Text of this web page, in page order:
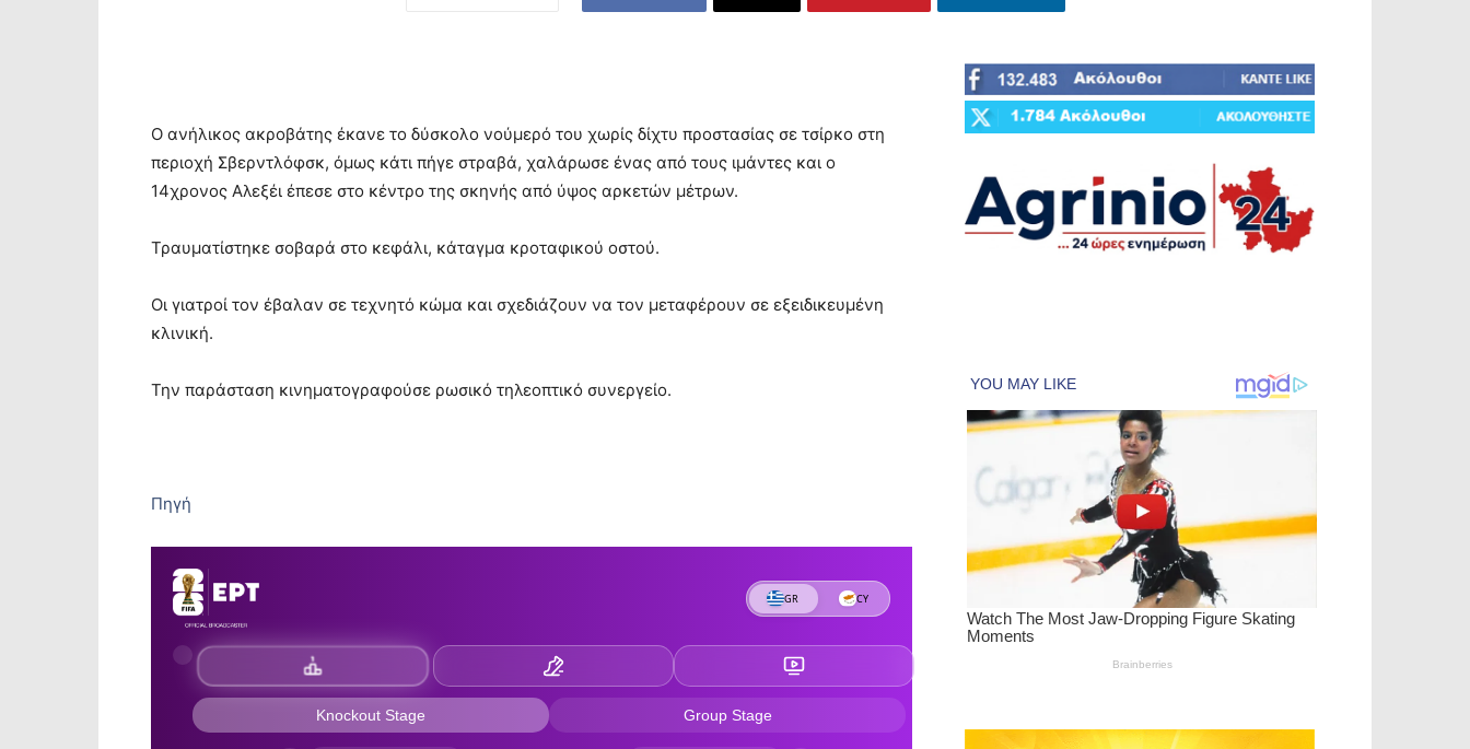
Ο ανήλικος ακροβάτης έκανε το δύσκολο νούμερό του χωρίς δίχτυ προστασίας σε τσίρκο στη
περιοχή Σβερντλόφσκ, όμως κάτι πήγε στραβά, χαλάρωσε ένας από τους ιμάντες και ο
14χρονος Αλεξέι έπεσε στο κέντρο της σκηνής από ύψος αρκετών μέτρων.
Τραυματίστηκε σοβαρά στο κεφάλι, κάταγμα κροταφικού οστού.
Οι γιατροί τον έβαλαν σε τεχνητό κώμα και σχεδιάζουν να τον μεταφέρουν σε εξειδικευμένη
κλινική.
Την παράσταση κινηματογραφούσε ρωσικό τηλεοπτικό συνεργείο.
Πηγή